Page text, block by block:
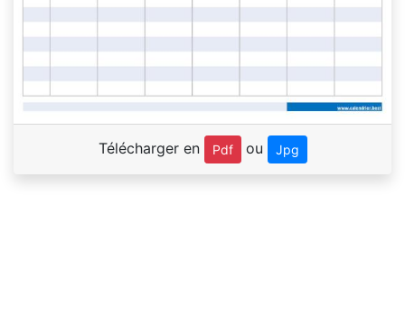
Télécharger en Pdf ou Jpg